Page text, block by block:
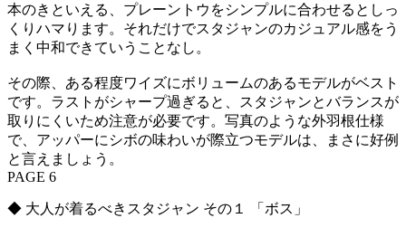
本のきといえる、プレーントウをシンプルに合わせるとしっ
くりハマります。それだけでスタジャンのカジュアル感をう
まく中和できていうことなし。
その際、ある程度ワイズにボリュームのあるモデルがベスト
です。ラストがシャープ過ぎると、スタジャンとバランスが
取りにくいため注意が必要です。写真のような外羽根仕様
で、アッパーにシボの味わいが際立つモデルは、まさに好例
と言えましょう。
PAGE 6
◆ 大人が着るべきスタジャン その１ 「ボス」